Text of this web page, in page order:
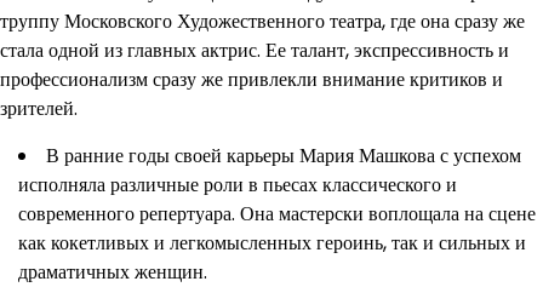
труппу Московского Художественного театра, где она сразу же
стала одной из главных актрис. Ее талант, экспрессивность и
профессионализм сразу же привлекли внимание критиков и
зрителей.
В ранние годы своей карьеры Мария Машкова с успехом
исполняла различные роли в пьесах классического и
современного репертуара. Она мастерски воплощала на сцене
как кокетливых и легкомысленных героинь, так и сильных и
драматичных женщин.